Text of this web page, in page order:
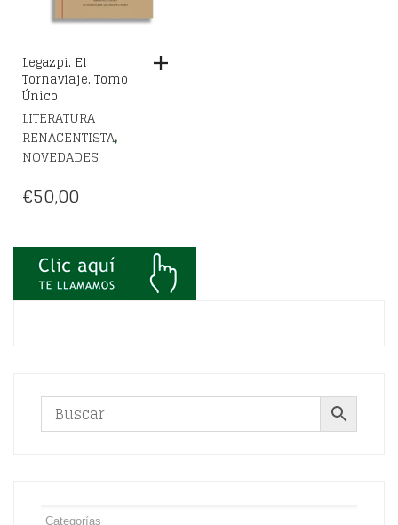
Legazpi. El
Tornaviaje. Tomo
Único
LITERATURA
RENACENTISTA,
NOVEDADES
€50,00